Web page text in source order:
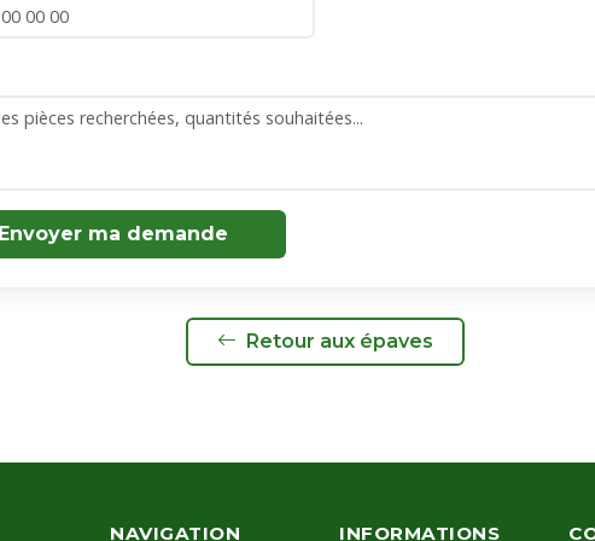
Envoyer ma demande
Retour aux épaves
NAVIGATION INFORMATIONS